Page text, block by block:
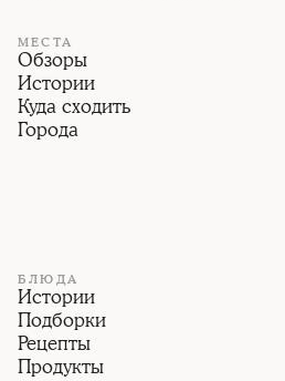
МЕСТА
Обзоры
Истории
Куда сходить
Города
БЛЮДА
Истории
Подборки
Рецепты
Продукты